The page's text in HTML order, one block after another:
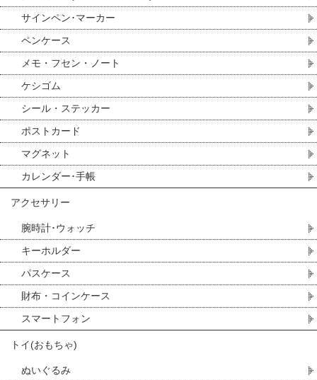
サインペン･マーカー
ペンケース
メモ・フセン・ノート
ケシゴム
シール・ステッカー
ポストカード
マグネット
カレンダー･手帳
アクセサリー
腕時計･ウォッチ
キーホルダー
パスケース
財布・コインケース
スマートフォン
トイ(おもちゃ)
ぬいぐるみ